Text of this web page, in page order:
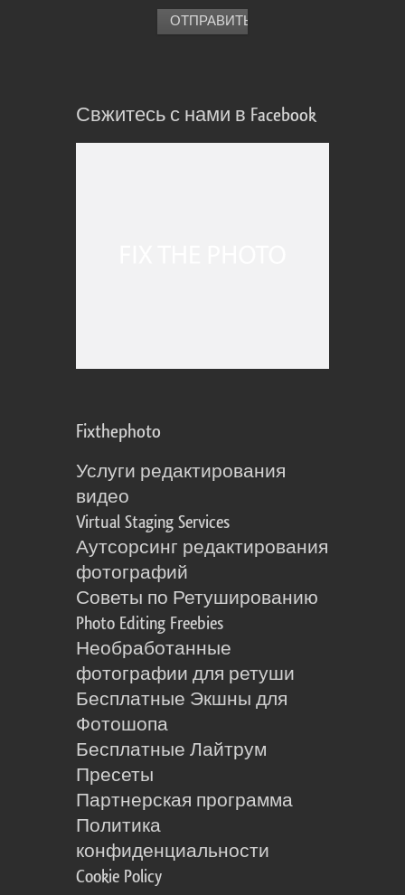
Свжитесь с нами в Facebook
Fixthephoto
Услуги редактирования
видео
Virtual Staging Services
Аутсорсинг редактирования
фотографий
Советы по Ретушированию
Photo Editing Freebies
Необработанные
фотографии для ретуши
Бесплатные Экшны для
Фотошопа
Бесплатные Лайтрум
Пресеты
Партнерская программа
Политика
конфиденциальности
Cookie Policy